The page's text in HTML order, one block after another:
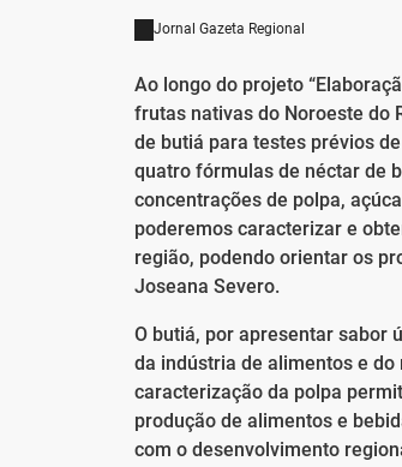
Jornal Gazeta Regional
Ao longo do projeto
frutas nativas do Noroeste do
de butiá para testes prévios
quatro fórmulas de néctar de
concentrações de polpa,
poderemos caracterizar e
região, podendo orientar os
Joseana Severo.
O butiá, por apresentar sabor
da indústria de alimentos e
caracterização da polpa
produção de alimentos e
com o desenvolvimento